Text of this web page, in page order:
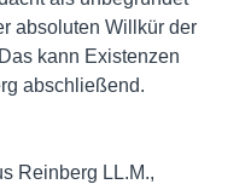
absoluten Willkür der
kann Existenzen
abschließend.
Reinberg LL.M.,